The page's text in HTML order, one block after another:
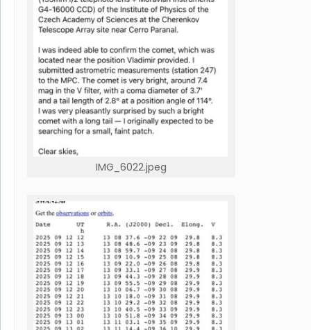
IMG_6022.jpeg